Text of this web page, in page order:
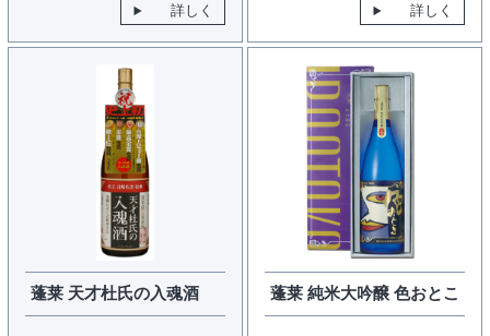
詳しく 詳しく
蓬莱 天才杜氏の入魂酒 蓬莱 純米大吟醸 色おとこ